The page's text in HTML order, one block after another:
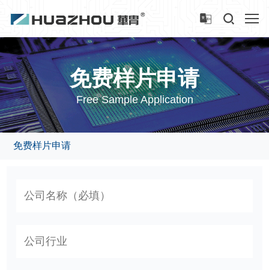
免费样片申请
Free Sample Application
免费样片申请